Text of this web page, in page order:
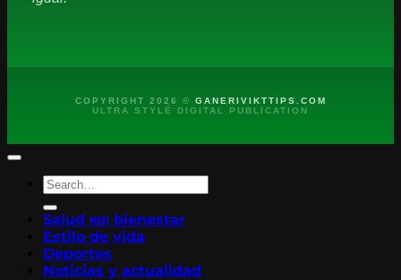
COPYRIGHT 2026 © GANERIVIKTTIPS.COM
ULTRA STYLÉ DIGITAL PUBLICATION
Salud και bienestar
Estilo de vida
Deportes
Noticias y actualidad